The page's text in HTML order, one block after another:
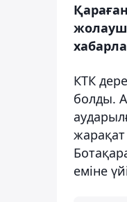
КТК
болды.
еміне